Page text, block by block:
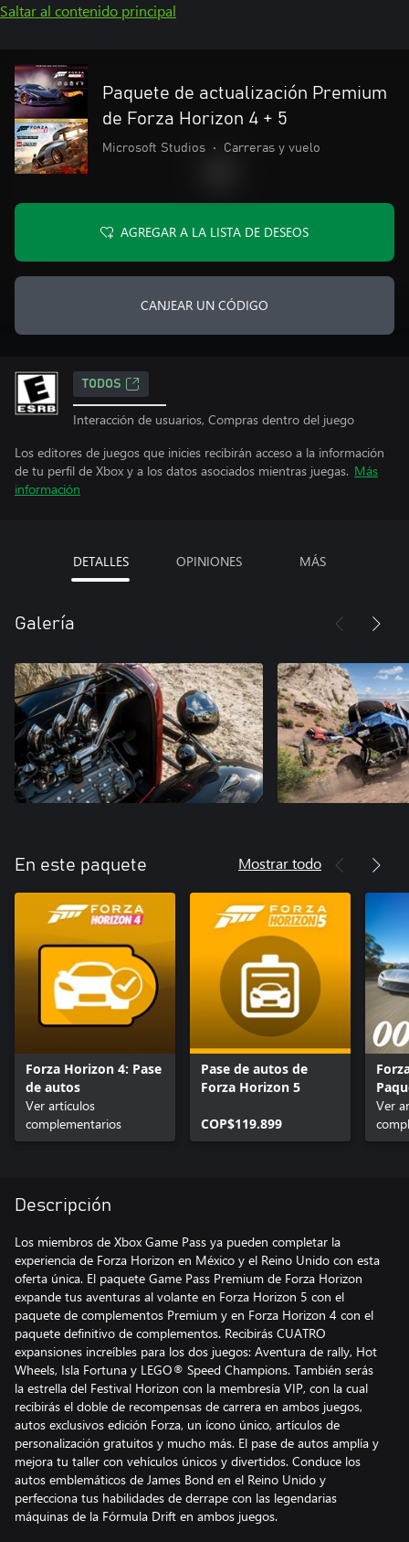
Saltar al contenido principal
Paquete de actualización Premium
de Forza Horizon 4 + 5
Microsoft Studios • Carreras y vuelo
AGREGAR A LA LISTA DE DESEOS
CANJEAR UN CÓDIGO
TODOS
Interacción de usuarios, Compras dentro del juego
Los editores de juegos que inicies recibirán acceso a la información
de tu perfil de Xbox y a los datos asociados mientras juegas. Más
información
DETALLES OPINIONES MÁS
Galería
En este paquete Mostrar todo
Forza Horizon 4: Pase
de autos
Ver artículos
complementarios
Pase de autos de
Forza Horizon 5
COP$119.899
Lo
Ver
Descripción
Los miembros de Xbox Game Pass ya pueden completar la
experiencia de Forza Horizon en México y el Reino Unido con esta
oferta única. El paquete Game Pass Premium de Forza Horizon
expande tus aventuras al volante en Forza Horizon 5 con el
paquete de complementos Premium y en Forza Horizon 4 con el
paquete definitivo de complementos. Recibirás CUATRO
expansiones increíbles para los dos juegos: Aventura de rally, Hot
Wheels, Isla Fortuna y LEGO® Speed Champions. También serás
la estrella del Festival Horizon con la membresía VIP, con la cual
recibirás el doble de recompensas de carrera en ambos juegos,
autos exclusivos edición Forza, un ícono único, artículos de
personalización gratuitos y mucho más. El pase de autos amplía y
mejora tu taller con vehículos únicos y divertidos. Conduce los
autos emblemáticos de James Bond en el Reino Unido y
perfecciona tus habilidades de derrape con las legendarias
máquinas de la Fórmula Drift en ambos juegos.